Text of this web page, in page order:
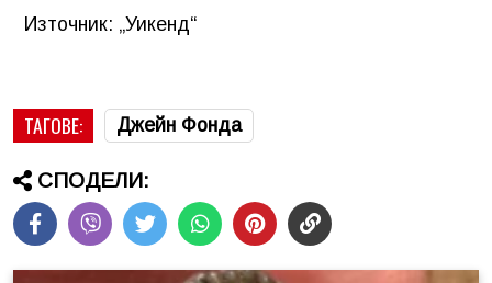
Източник: „Уикенд“
ТАГОВЕ: Джейн Фонда
СПОДЕЛИ: